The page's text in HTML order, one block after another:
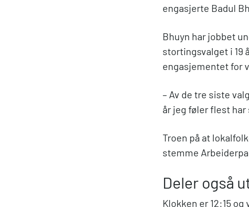
engasjerte Badul
Bhuyn har jobbet
stortingsvalget i 19
engasjementet for
– Av de tre siste
år jeg føler flest har
Troen på at
stemme
Deler også
Klokken er 12:15